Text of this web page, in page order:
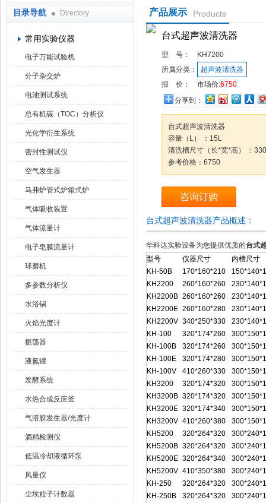
目录导航 Directory
常用实验仪器
电子万能试验机
分子杂交炉
电池测试系统
总有机碳（TOC）分析仪
光化学衍生系统
密封性测试仪
空气发生器
马弗炉管式炉箱式炉
气体吸收装置
气体流量计
电子皂膜流量计
球磨机
多参数分析仪
水浴锅
火焰光度计
振荡器
液氮罐
发酵系统
水热合成反应釜
气溶胶发生器/光度计
酒精检测仪
低温冷却液循环泵
风量仪
尘埃粒子计数器
产品展示 Products
台式超声波清洗器
型 号：
KH7200
所属分类：
超声波清洗器
报 价：
市场价:6750
分享到：
台式超声波清洗器
容量（L） ：15L
清洗槽尺寸（长*宽*高） ：
参考价格：6750
咨询订购
台式超声波清洗器产品概述：
华科达实验设备为您提供优质的台式
型号
仪器尺寸
内槽尺寸
KH-50B
170*160*210
KH2200
260*160*260
KH2200B 260*160*260
KH2200E 260*160*280
KH2200V 340*250*330
KH-100
320*174*260
KH-100B
320*174*260
KH-100E
320*174*280
KH-100V
410*260*330
KH3200
320*174*320
KH3200B 320*174*320
KH3200E 320*174*340
KH3200V 410*260*380
KH5200
320*264*320
KH5200B 320*264*320
KH5200E 320*264*340
KH5200V 410*350*380
KH-250
320*264*320
KH-250B
320*264*320